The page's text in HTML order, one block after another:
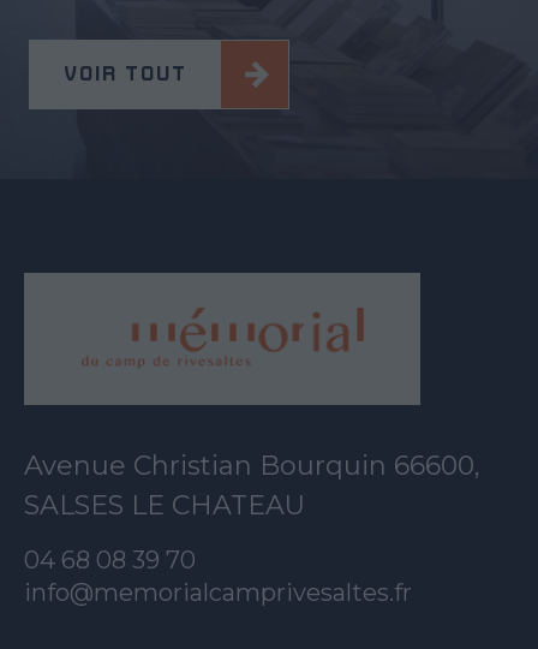
VOIR TOUT
Avenue Christian Bourquin 66600,
SALSES LE CHATEAU
04 68 08 39 70
info@memorialcamprivesaltes.fr